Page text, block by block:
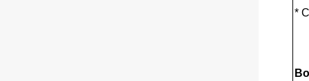
*